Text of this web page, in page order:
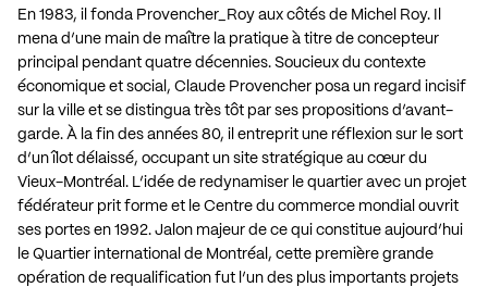
En 1983, il fonda Provencher_Roy aux côtés de Michel Roy. Il
mena d’une main de maître la pratique à titre de concepteur
principal pendant quatre décennies. Soucieux du contexte
économique et social, Claude Provencher posa un regard incisif
sur la ville et se distingua très tôt par ses propositions d’avant-
garde. À la fin des années 80, il entreprit une réflexion sur le sort
d’un îlot délaissé, occupant un site stratégique au cœur du
Vieux-Montréal. L’idée de redynamiser le quartier avec un projet
fédérateur prit forme et le Centre du commerce mondial ouvrit
ses portes en 1992. Jalon majeur de ce qui constitue aujourd’hui
le Quartier international de Montréal, cette première grande
opération de requalification fut l’un des plus importants projets